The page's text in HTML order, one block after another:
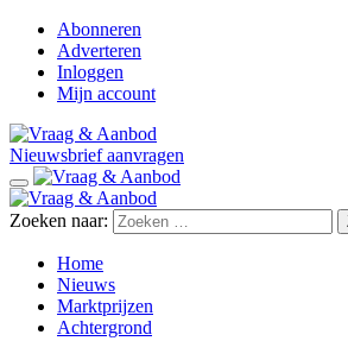
Abonneren
Adverteren
Inloggen
Mijn account
Nieuwsbrief aanvragen
Zoeken naar:
Home
Nieuws
Marktprijzen
Achtergrond